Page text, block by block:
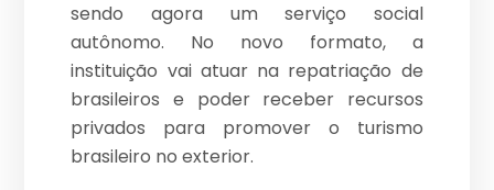
sendo agora um serviço social
autônomo. No novo formato, a
instituição vai atuar na repatriação de
brasileiros e poder receber recursos
privados para promover o turismo
brasileiro no exterior.